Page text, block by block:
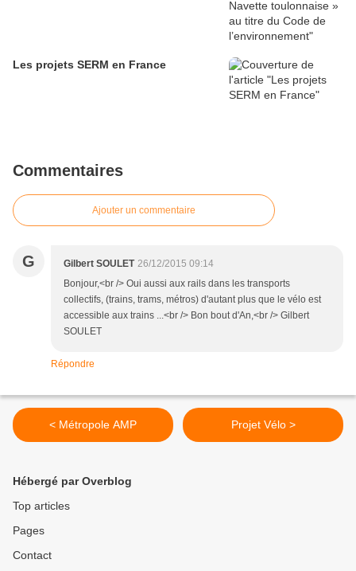
Les projets SERM en France
Commentaires
Ajouter un commentaire
G Gilbert SOULET 26/12/2015 09:14
Bonjour,<br /> Oui aussi aux rails dans les transports
collectifs, (trains, trams, métros) d'autant plus que le vélo est
accessible aux trains ...<br /> Bon bout d'An,<br /> Gilbert
SOULET
Répondre
< Métropole AMP Projet Vélo >
Hébergé par Overblog
Top articles
Pages
Contact